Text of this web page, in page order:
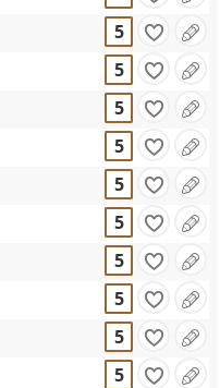
5
5
5
5
5
5
5
5
5
5